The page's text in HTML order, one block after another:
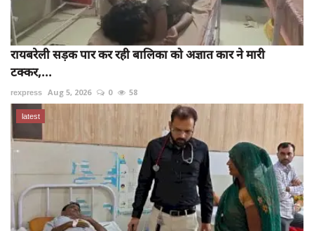
रायबरेली सड़क पार कर रही बालिका को अज्ञात कार ने मारी
टक्कर,...
rexpress Aug 5, 2026 0 58
latest